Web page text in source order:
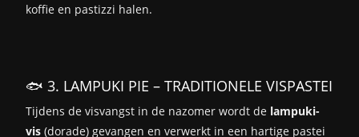
koffie en pastizzi halen.
🐟 3. LAMPUKI PIE – TRADITIONELE VISPASTEI
Tijdens de visvangst in de nazomer wordt de lampuki-
vis (dorade) gevangen en verwerkt in een hartige pastei